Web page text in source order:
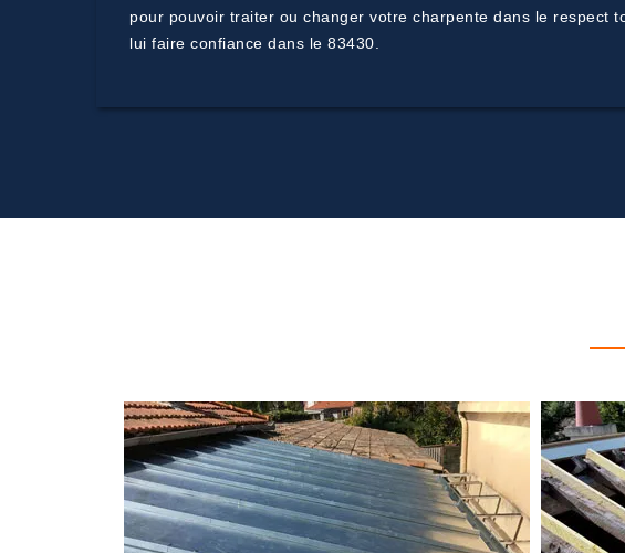
pour pouvoir traiter ou changer votre charpente dans le respect
lui faire confiance dans le 83430.